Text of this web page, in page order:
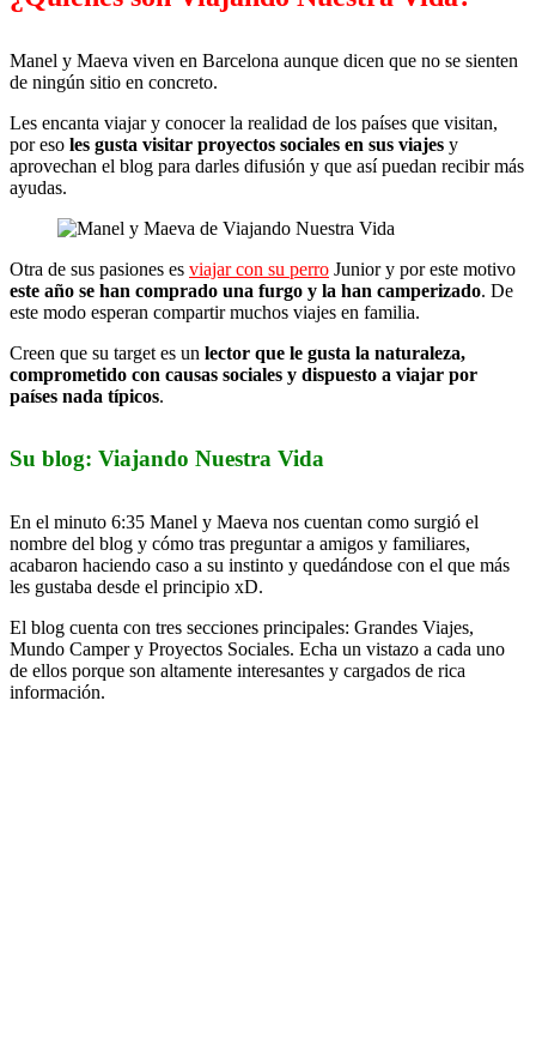
Manel y Maeva viven en Barcelona aunque dicen que no se sienten
de ningún sitio en concreto.
Les encanta viajar y conocer la realidad de los países que visitan,
por eso les gusta visitar proyectos sociales en sus viajes y
aprovechan el blog para darles difusión y que así puedan recibir más
ayudas.
Otra de sus pasiones es viajar con su perro Junior y por este motivo
este año se han comprado una furgo y la han camperizado. De
este modo esperan compartir muchos viajes en familia.
Creen que su target es un lector que le gusta la naturaleza,
comprometido con causas sociales y dispuesto a viajar por
países nada típicos.
Su blog: Viajando Nuestra Vida
En el minuto 6:35 Manel y Maeva nos cuentan como surgió el
nombre del blog y cómo tras preguntar a amigos y familiares,
acabaron haciendo caso a su instinto y quedándose con el que más
les gustaba desde el principio xD.
El blog cuenta con tres secciones principales: Grandes Viajes,
Mundo Camper y Proyectos Sociales. Echa un vistazo a cada uno
de ellos porque son altamente interesantes y cargados de rica
información.